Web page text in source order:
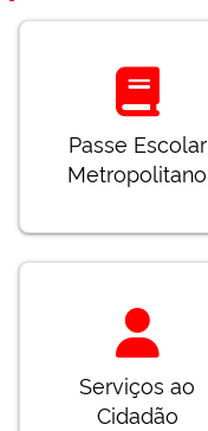
Passe Escolar
Metropolitano
Serviços ao
Cidadão